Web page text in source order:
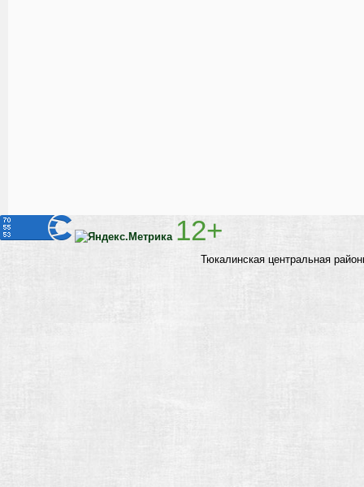
12+
Тюкалинская центральная